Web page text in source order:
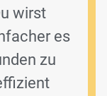
wirst
es
zu